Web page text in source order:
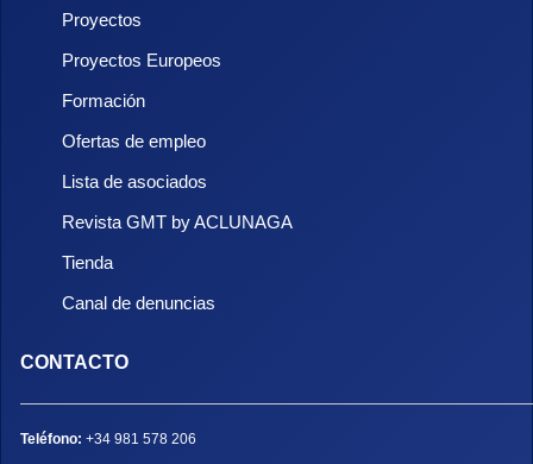
Proyectos
Proyectos Europeos
Formación
Ofertas de empleo
Lista de asociados
Revista GMT by ACLUNAGA
Tienda
Canal de denuncias
CONTACTO
Teléfono: +34 981 578 206